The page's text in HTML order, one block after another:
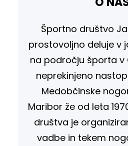
Športno društvo
prostovoljno deluje v
na področju športa v
neprekinjeno
Medobčinske
Maribor že od leta
društva je
vadbe in tekem